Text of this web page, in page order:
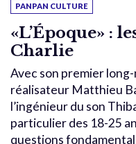
PANPAN CULTURE
«L’Époque» :
Charlie
Avec son premier long-
réalisateur Matthieu
l’ingénieur du son
particulier des 18-25
questions